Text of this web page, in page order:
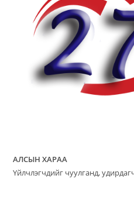
АЛСЫН ХАРАА
Үйлчлэгчдийг чуулганд,